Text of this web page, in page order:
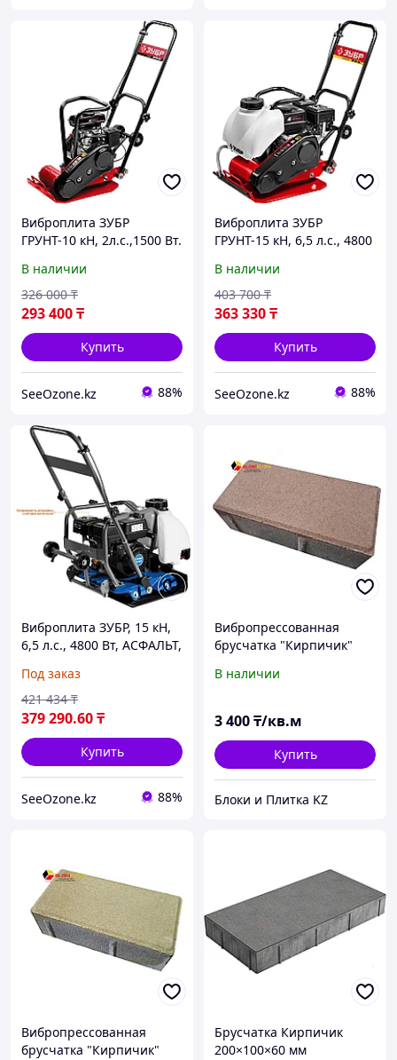
Виброплита ЗУБР
ГРУНТ-10 кН, 2л.с.,1500 Вт.
В наличии
293 400₸
326 000 ₸
Купить
SeeOzone.kz 88%
Виброплита ЗУБР
ГРУНТ-15 кН, 6,5 л.с., 4800
В наличии
363 330₸
403 700 ₸
Купить
SeeOzone.kz 88%
Виброплита ЗУБР, 15 кН,
6,5 л.с., 4800 Вт, АСФАЛЬТ,
(ЗВПБ-15 А)
Под заказ
379 290.60₸
421 434 ₸
Купить
SeeOzone.kz 88%
Вибропрессованная
брусчатка "Кирпичик"
В наличии
3 400₸/кв.м
Купить
Блоки и Плитка KZ
Вибропрессованная
брусчатка "Кирпичик"
Брусчатка Кирпичик
200×100×60 мм